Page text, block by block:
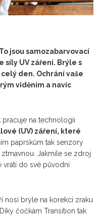
jsou samozabarvovací
síly UV záření. Brýle s
den. Ochrání vaše
viděním a navíc
pracuje na technologii
(UV) záření, které
paprskům tak senzory
Jakmile se zdroj
vrátí do své původní
nosí brýle na korekci zraku
čočkám Transition tak